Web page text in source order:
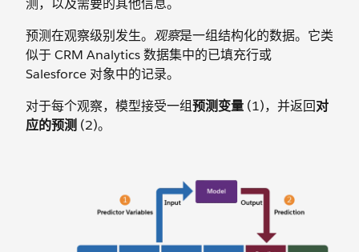
预测在观察级别发生。 观察是一组结构化的数据。它类
似于 CRM Analytics 数据集中的已填充行或
Salesforce 对象中的记录。
对于每个观察，模型接受一组预测变量 (1)，并返回对
应的预测 (2)。